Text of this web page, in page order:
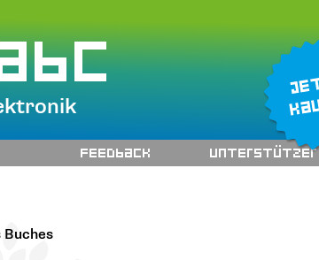
Feedback Unterstützer
Buches